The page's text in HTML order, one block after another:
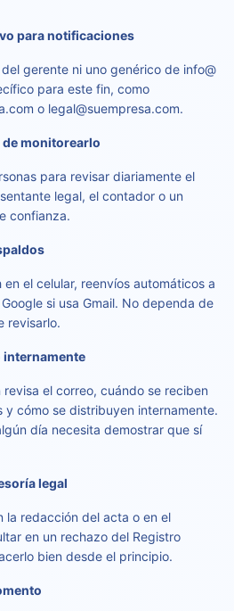
para notificaciones
gerente ni uno genérico de info@
para este fin, como
o legal@suempresa.com.
monitorearlo
para revisar diariamente el
legal, el contador o un
confianza.
el celular, reenvíos automáticos a
si usa Gmail. No dependa de
revisarlo.
internamente
el correo, cuándo se reciben
y cómo se distribuyen internamente.
día necesita demostrar que sí
legal
la redacción del acta o en el
en un rechazo del Registro
bien desde el principio.